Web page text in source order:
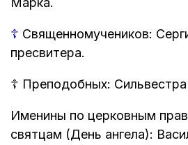
☦ Священномучеников:
пресвитера.
☦ Преподобных:
Именины по церковным
святцам (День ангела):